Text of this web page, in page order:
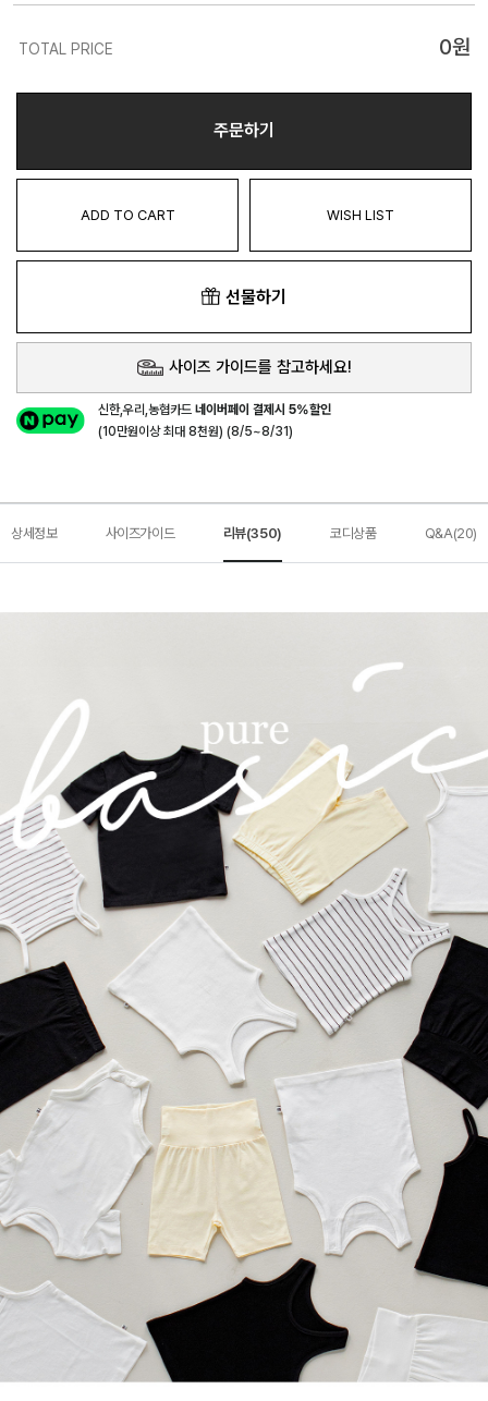
TOTAL PRICE 0원
주문하기
ADD TO CART WISH LIST
선물하기
사이즈 가이드를 참고하세요!
신한,우리,농협카드네이버페이 결제시 5%할인
(10만원이상 최대 8천원) (8/5~8/31)
상세정보 사이즈가이드 리뷰(350) 코디상품 Q&A(20)